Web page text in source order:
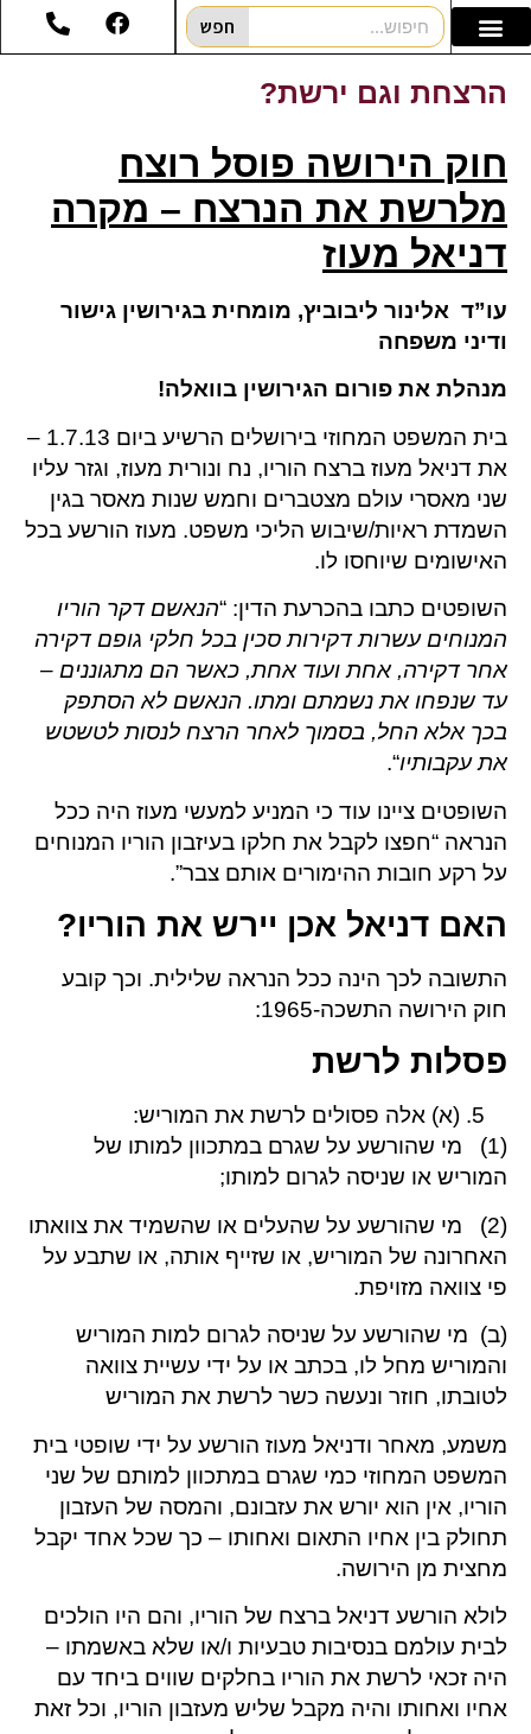
חפש
הרצחת וגם ירשת?
חוק הירושה פוסל רוצח
מלרשת את הנרצח – מקרה
דניאל מעוז
עו”ד אלינור ליבוביץ, מומחית בגירושין גישור
ודיני משפחה
מנהלת את פורום הגירושין בוואלה!
בית המשפט המחוזי בירושלים הרשיע ביום 1.7.13 –
את דניאל מעוז ברצח הוריו, נח ונורית מעוז, וגזר עליו
שני מאסרי עולם מצטברים וחמש שנות מאסר בגין
השמדת ראיות/שיבוש הליכי משפט. מעוז הורשע בכל
האישומים שיוחסו לו.
השופטים כתבו בהכרעת הדין: “הנאשם דקר הוריו
המנוחים עשרות דקירות סכין בכל חלקי גופם דקירה
אחר דקירה, אחת ועוד אחת, כאשר הם מתגוננים –
עד שנפחו את נשמתם ומתו. הנאשם לא הסתפק
בכך אלא החל, בסמוך לאחר הרצח לנסות לטשטש
את עקבותיו“.
השופטים ציינו עוד כי המניע למעשי מעוז היה ככל
הנראה “חפצו לקבל את חלקו בעיזבון הוריו המנוחים
על רקע חובות ההימורים אותם צבר”.
האם דניאל אכן יירש את הוריו?
התשובה לכך הינה ככל הנראה שלילית. וכך קובע
חוק הירושה התשכה-1965:
פסלות לרשת
(א) אלה פסולים לרשת את המוריש:
(1) מי שהורשע על שגרם במתכוון למותו של
המוריש או שניסה לגרום למותו;
(2) מי שהורשע על שהעלים או שהשמיד את צוואתו
האחרונה של המוריש, או שזייף אותה, או שתבע על
פי צוואה מזויפת.
(ב) מי שהורשע על שניסה לגרום למות המוריש
והמוריש מחל לו, בכתב או על ידי עשיית צוואה
לטובתו, חוזר ונעשה כשר לרשת את המוריש
משמע, מאחר ודניאל מעוז הורשע על ידי שופטי בית
המשפט המחוזי כמי שגרם במתכוון למותם של שני
הוריו, אין הוא יורש את עזבונם, והמסה של העזבון
תחולק בין אחיו התאום ואחותו – כך שכל אחד יקבל
מחצית מן הירושה.
לולא הורשע דניאל ברצח של הוריו, והם היו הולכים
לבית עולמם בנסיבות טבעיות ו/או שלא באשמתו –
היה זכאי לרשת את הוריו בחלקים שווים ביחד עם
אחיו ואחותו והיה מקבל שליש מעזבון הוריו, וכל זאת